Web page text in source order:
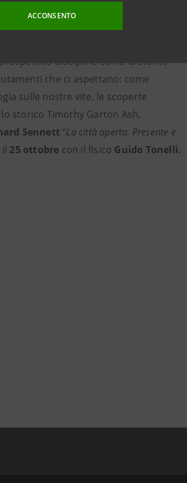
ACCONSENTO
discipline come la storia,
che ci aspettano: come
sulle nostre vite, le scoperte
storico Timothy Garton Ash,
Sennett “La città aperta. Presente e
25 ottobre con il fisico Guido Tonelli.